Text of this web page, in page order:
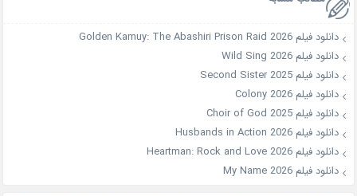
دانلود فیلم Golden Kamuy: The Abashiri Prison Raid 2026
دانلود فیلم Wild Sing 2026
دانلود فیلم Second Sister 2025
دانلود فیلم Colony 2026
دانلود فیلم Choir of God 2025
دانلود فیلم Husbands in Action 2026
دانلود فیلم Heartman: Rock and Love 2026
دانلود فیلم My Name 2026